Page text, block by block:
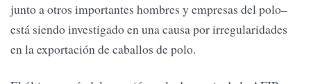
junto a otros importantes hombres y empresas del polo–
está siendo investigado en una causa por irregularidades
en la exportación de caballos de polo.